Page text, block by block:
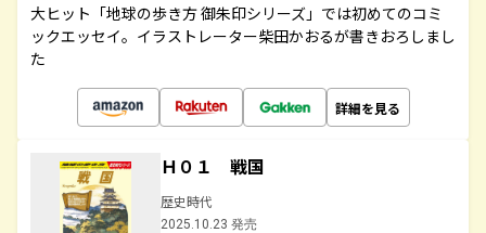
大ヒット「地球の歩き方 御朱印シリーズ」では初めてのコミ
ックエッセイ。イラストレーター柴田かおるが書きおろしまし
た
詳細を見る
Ｈ０１ 戦国
歴史時代
2025.10.23 発売